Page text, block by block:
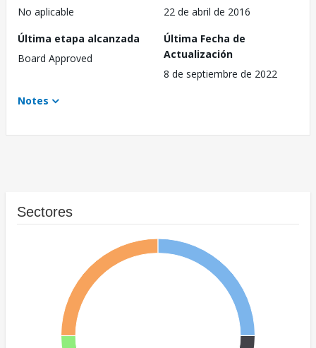
No aplicable
22 de abril de 2016
Última etapa alcanzada
Board Approved
Última Fecha de
Actualización
8 de septiembre de 2022
Notes
Sectores